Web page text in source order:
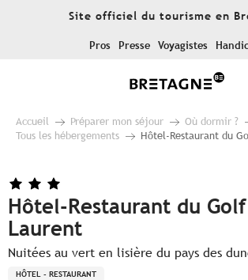
Site officiel du tourisme en
Pros Presse Voyagistes
Accueil Préparer mon séjour
Où dormir ?
Tous les hébergements
Hôtel-Restaurant du
Hôtel-Restaurant du
Laurent
Nuitées au vert en lisière du pays des
HÔTEL - RESTAURANT